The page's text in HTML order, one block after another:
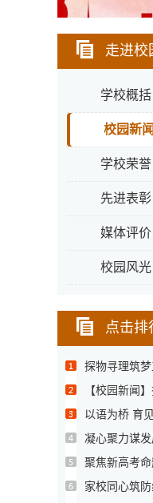
走进校
学校概括
校园新闻
学校荣誉
先进表彰
媒体评价
校园风光
点击排
探物寻理筑
—...
【校园新闻
成...
以语为桥 育
届...
凝心聚力谋
顶山...
聚焦新高考
市二...
家校同心筑